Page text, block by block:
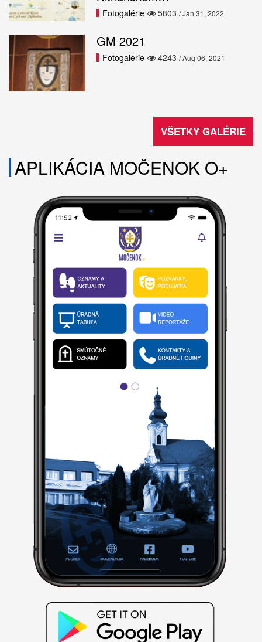
5803
Fotogalérie / Jan 31, 2022
GM 2021
4243
Fotogalérie / Aug 06, 2021
VŠETKY GALÉRIE
APLIKÁCIA MOČENOK O+